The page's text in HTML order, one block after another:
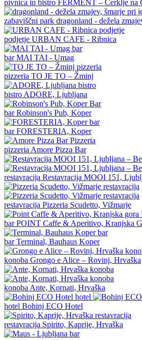
pivnica in bistro FERMENT – Cerklje na
zabaviščni park dragonland - dežela
podjetje URBAN CAFE - Ribnica
barMAI TAI - Umag
pizzeria TO JE TO – Žminj
bistro ADORE, Ljubljana
barRobinson's Pub, Koper
barFORESTERIA, Koper
pizzeria Amore Pizza Bar
restavracija Restavracija MOOI 151,
restavracija Pizzeria Scudetto, Vižmarje
barPOINT Caffe & Aperitivo, Kranjska
barTerminal, Bauhaus Koper
konoba Grongo e Alice – Rovinj, Hrvaška
konoba Ante, Kornati, Hrvaška
hotel Bohinj ECO Hotel
restavracija Spirito, Kaprije, Hrvaška